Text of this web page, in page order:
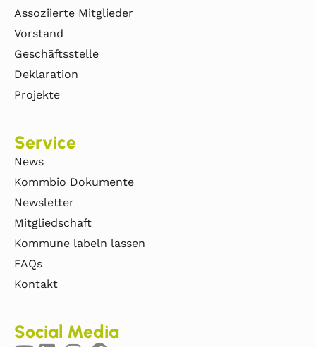
Assoziierte Mitglieder
Vorstand
Geschäftsstelle
Deklaration
Projekte
Service
News
Kommbio Dokumente
Newsletter
Mitgliedschaft
Kommune labeln lassen
FAQs
Kontakt
Social Media